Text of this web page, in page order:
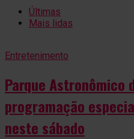
Últimas
Mais lidas
Entretenimento
Parque Astronômico
programação
neste sábado